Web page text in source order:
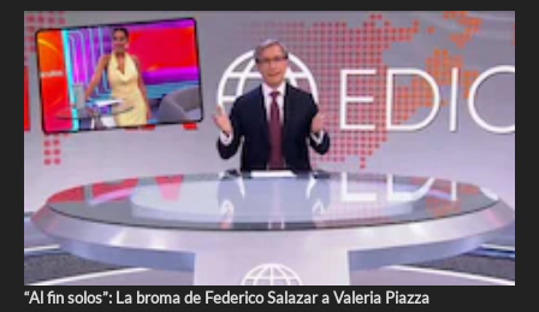
“Al fin solos”: La broma de Federico Salazar a Valeria Piazza